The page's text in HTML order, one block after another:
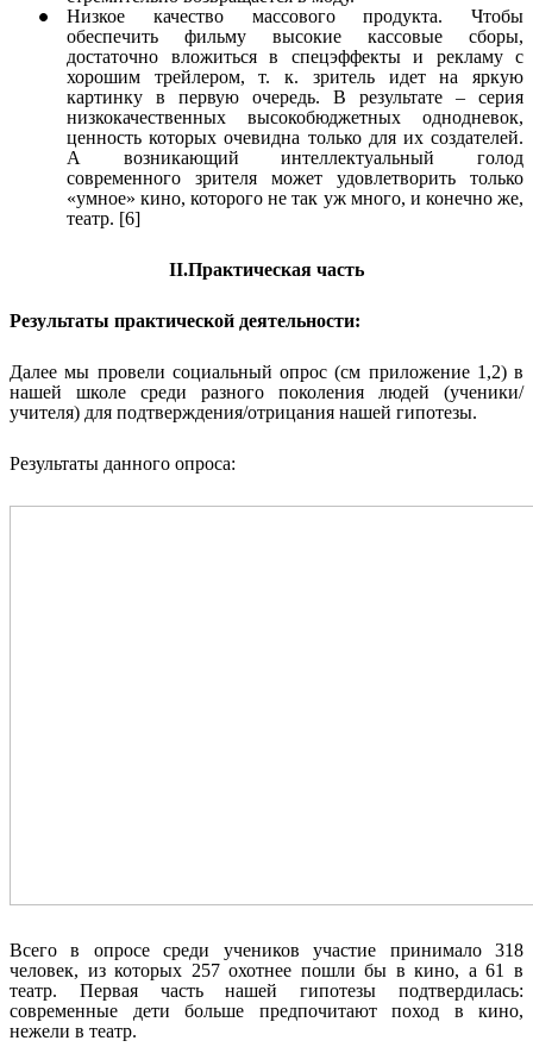
Низкое качество массового продукта. Чтобы
обеспечить фильму высокие кассовые сборы,
достаточно вложиться в спецэффекты и рекламу с
хорошим трейлером, т. к. зритель идет на яркую
картинку в первую очередь. В результате – серия
низкокачественных высокобюджетных однодневок,
ценность которых очевидна только для их создателей.
А возникающий интеллектуальный голод
современного зрителя может удовлетворить только
«умное» кино, которого не так уж много, и конечно же,
театр. [6]
II.Практическая часть
Результаты практической деятельности:
Далее мы провели социальный опрос (см приложение 1,2) в
нашей школе среди разного поколения людей (ученики/
учителя) для подтверждения/отрицания нашей гипотезы.
Результаты данного опроса:
Всего в опросе среди учеников участие принимало 318
человек, из которых 257 охотнее пошли бы в кино, а 61 в
театр. Первая часть нашей гипотезы подтвердилась:
современные дети больше предпочитают поход в кино,
нежели в театр.